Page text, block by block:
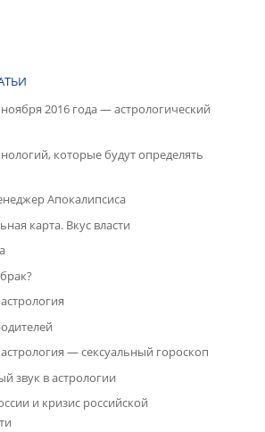
2016 года — астрологический
которые будут определять
Апокалипсиса
карта. Вкус власти
— сексуальный гороскоп
звук в астрологии
и кризис российской